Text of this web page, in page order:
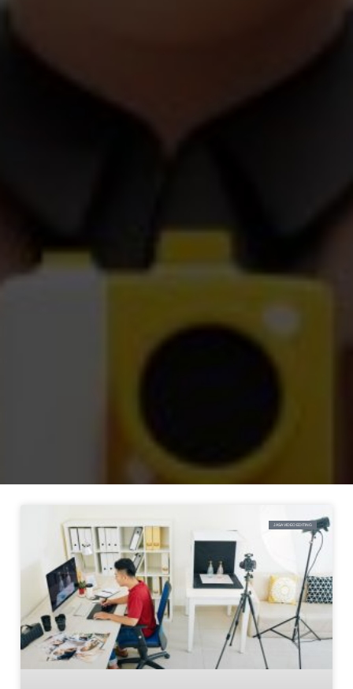
JASA VIDEO EDITING